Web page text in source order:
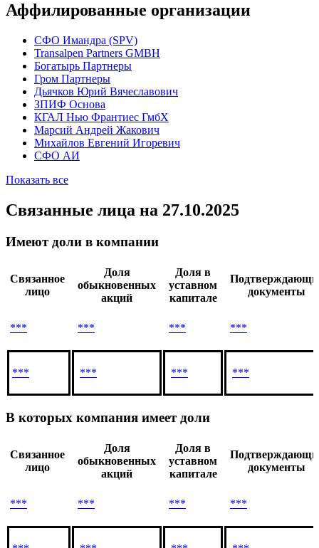
Аффилированные организации
CФО Имандра (SPV)
Transalpen Partners GMBH
Богатырь Партнеры
Гром Партнеры
Дьячков Юрий Вячеславович
ЗПИФ Основа
КГАЛ Нью Франтиес ГмбХ
Марсий Андрей Жакович
Михайлов Евгений Игоревич
СФО АИ
Показать все
Связанные лица на 27.10.2025
Имеют доли в компании
Связанное
лицо
Доля
обыкновенных
акций
Доля в
уставном
капитале
документы
*** *** *** ***
*** *** *** ***
В которых компания имеет доли
Связанное
лицо
Доля
обыкновенных
акций
Доля в
уставном
капитале
документы
*** *** *** ***